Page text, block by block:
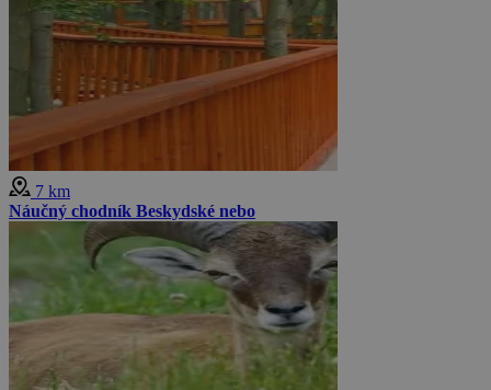
7 km
Náučný chodník Beskydské nebo